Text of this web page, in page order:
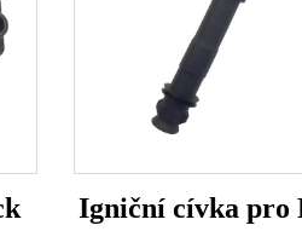
Igniční cívka pro